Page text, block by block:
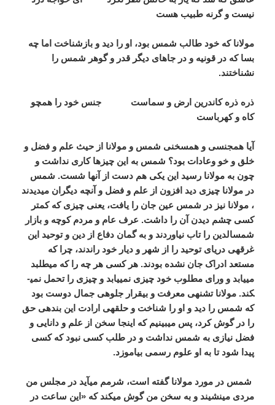
نیست و گرنه طبیب هست
مولانا که خود طالب شمس بود، او را دید و بازشناخت اما چه
بسا که در قونیه و در جاهای دیگر قدر و گوهر شمس را
نشناختند.
ذره ذره کاندرین ارض و سماست جنس خود را همچو
کاه و کهرباست
آیا هم­جنسی و هم­سخنی شمس و مولانا از حیث علم و فضل و
خلق و خو وعادات بود؟ شمس به این چیزها کاری نداشت و
چون به مولانا رسید این یکی هم دست از آنها شست. شمس
در مولانا چیزی دید افزون از علم و فضل و آنچه دیگران می­دیدند
، مولانا نیز در شمس عین جان را یافت، یعنی چیزی که کم­تر
کسی چشم دیدن آن را داشت. عرف عام و مردم کوچه و بازار
شمس­الدین را تاب نیاوردند و به گمان دفاع از دین و توحید این
غرقه­ی دریای توحید را از شهر و دیار خود راندند، چرا که
مستعد ادراک جان نشده بودند. هر کسی هر چه را که می­طلبد
می­یابد و ورای مطلوب خود چیزی نمی­یابد و چیزی را تحمل نمی­
کند. مولانا تشنه­ی معرفت و بی­قرار جلوه­ی جمال دوست بود
که شمس را دید و او را شناخت و حلقه­ی ارادت این بنده­ی حق
را در گوش کرد، پس می­بینیم که اینجا سخن از علم و دانایی و
فضل نیازی به شمس نداشت و در طلب کسی نبود که کسی
پیدا شود تا به او علوم رسمی بیاموزد.
شمس در مورد مولانا گفته است، شرمم می­آید در مجلس من
مردی می­نشیند و به سخن من گوش می­کند که «این ساعت در